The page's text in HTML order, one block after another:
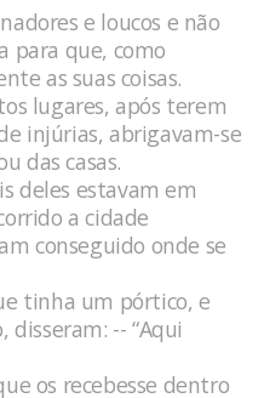
e loucos e não
para que, como
as suas coisas.
lugares, após terem
injúrias, abrigavam-se
das casas.
deles estavam em
a cidade
conseguido onde se
tinha um pórtico, e
-- “Aqui
os recebesse dentro